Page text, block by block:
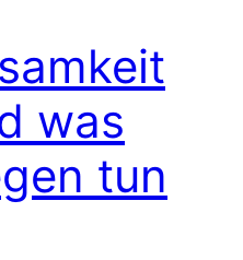
was
tun